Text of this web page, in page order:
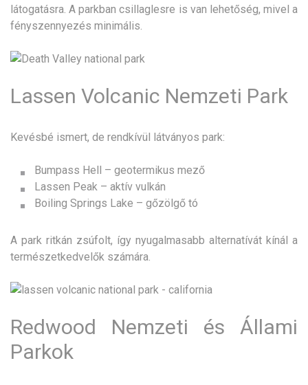
látogatásra. A parkban csillaglesre is van lehetőség, mivel a
fényszennyezés minimális.
Lassen Volcanic Nemzeti Park
Kevésbé ismert, de rendkívül látványos park:
Bumpass Hell – geotermikus mező
Lassen Peak – aktív vulkán
Boiling Springs Lake – gőzölgő tó
A park ritkán zsúfolt, így nyugalmasabb alternatívát kínál a
természetkedvelők számára.
Redwood Nemzeti és Állami
Parkok